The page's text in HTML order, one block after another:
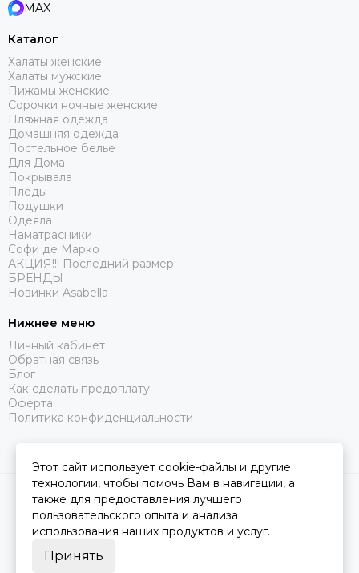
MAX
Каталог
Халаты женские
Халаты мужские
Пижамы женские
Сорочки ночные женские
Пляжная одежда
Домашняя одежда
Постельное белье
Для Дома
Покрывала
Пледы
Подушки
Одеяла
Наматрасники
Софи де Марко
АКЦИЯ!!! Последний размер
БРЕНДЫ
Новинки Asabella
Нижнее меню
Личный кабинет
Обратная связь
Блог
Как сделать предоплату
Оферта
Политика конфиденциальности
2026 © Царство Сна.Карта сайта
Этот сайт использует cookie-файлы и другие
технологии, чтобы помочь Вам в навигации, а
также для предоставления лучшего
пользовательского опыта и анализа
использования наших продуктов и услуг.
Принять